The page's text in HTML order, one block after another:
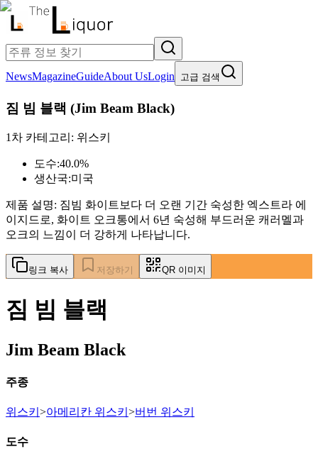
NewsMagazineGuideAbout UsLogin 고급 검색
짐 빔 블랙 (Jim Beam Black)
1차 카테고리: 위스키
도수:40.0%
생산국:미국
제품 설명: 짐빔 화이트보다 더 오랜 기간 숙성한 엑스트라 에
이지드로, 화이트 오크통에서 6년 숙성해 부드러운 캐러멜과
오크의 느낌이 더 강하게 나타납니다.
링크 복사 저장하기 QR 이미지
짐 빔 블랙
Jim Beam Black
주종
위스키 >아메리칸 위스키 >버번 위스키
도수